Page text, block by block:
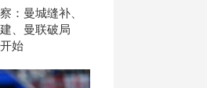
：曼城缝补、
、曼联破局
始